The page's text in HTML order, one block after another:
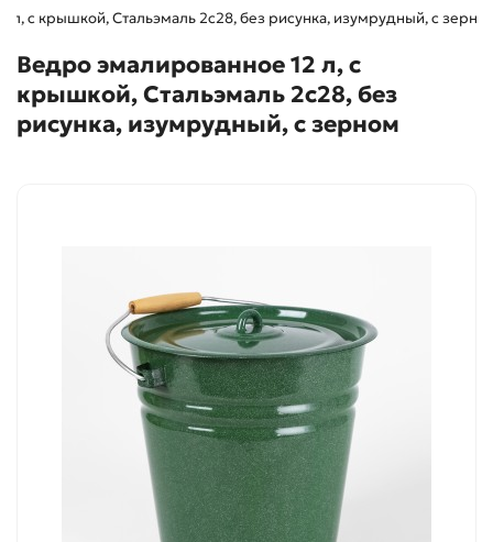
л, с крышкой, Стальэмаль 2с28, без рисунка, изумрудный, с
Ведро эмалированное 12 л, с
крышкой, Стальэмаль 2с28, без
рисунка, изумрудный, с зерном